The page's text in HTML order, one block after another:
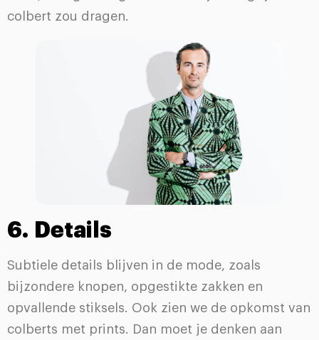
colbert zou dragen.
6. Details
Subtiele details blijven in de mode, zoals
bijzondere knopen, opgestikte zakken en
opvallende stiksels. Ook zien we de opkomst van
colberts met prints. Dan moet je denken aan